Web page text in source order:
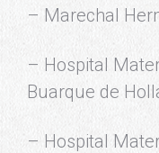
– Marechal
– Hospital
Buarque de
– Hospital